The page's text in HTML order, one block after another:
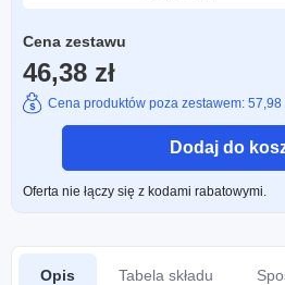
Cena zestawu
46,38 zł
Cena produktów poza zestawem: 57,98
Dodaj do
Oferta nie łączy się z kodami rabatowymi.
Opis Tabela składu